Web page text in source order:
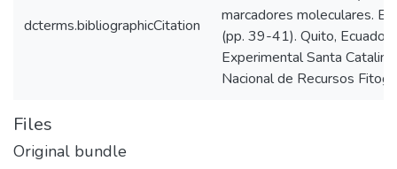
dcterms.bibliographicCitation
marcadores moleculares.
(pp. 39-41). Quito,
Experimental Santa
Nacional de Recursos
Files
Original bundle